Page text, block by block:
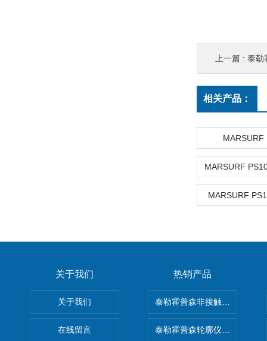
上一篇 : 泰勒
相关产品：
MARSURF
MARSURF
关于我们
关于我们
在线留言
热销产品
泰勒霍普森非接触式轮廓仪
泰勒霍普森轮廓仪|TAYLOR